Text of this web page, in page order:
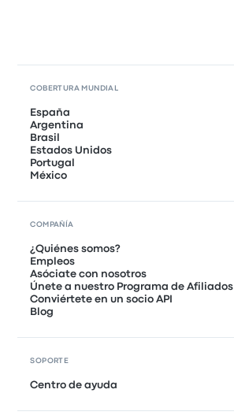
COBERTURA MUNDIAL
España
Argentina
Brasil
Estados Unidos
Portugal
México
COMPAÑÍA
¿Quiénes somos?
Empleos
Asóciate con nosotros
Únete a nuestro Programa de Afiliados
Conviértete en un socio API
Blog
SOPORTE
Centro de ayuda